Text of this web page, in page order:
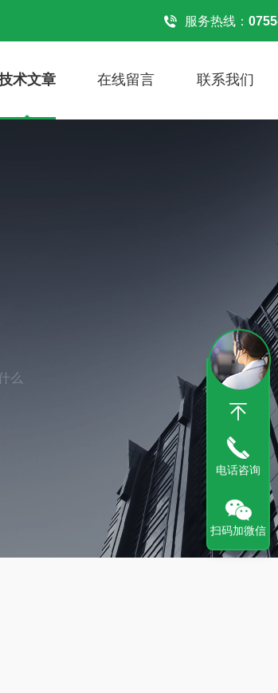
服务热线：
术文章 在线留言 联系我们
么
电话咨询
扫码加微信